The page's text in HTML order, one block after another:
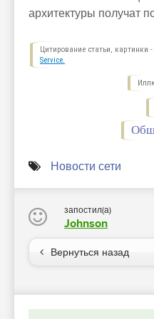
архитектуры получат
Цитирование статьи, картинки
Service.
Новости сети
запостил(а)
Johnson
Вернуться назад